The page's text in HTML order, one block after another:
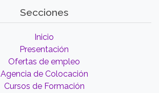
Secciones
Inicio
Presentación
Ofertas de empleo
Agencia de Colocación
Cursos de Formación